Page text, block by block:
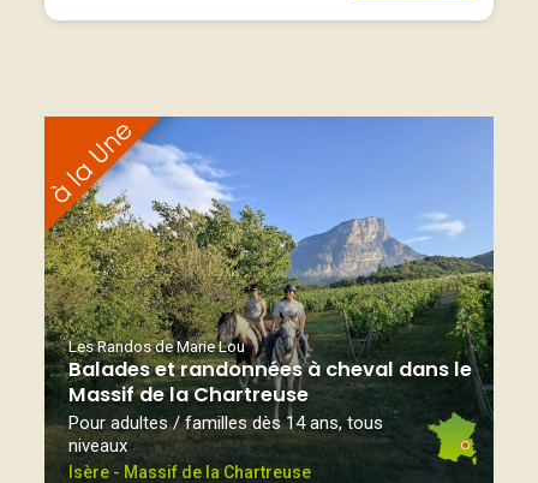
Les Randos de Marie Lou
Balades et randonnées à cheval dans le
Massif de la Chartreuse
Pour adultes / familles dès 14 ans, tous
niveaux
Isère - Massif de la Chartreuse